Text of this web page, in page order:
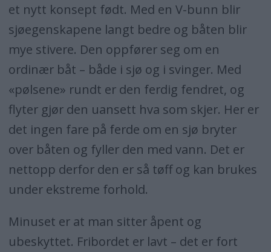
et nytt konsept født. Med en V-bunn blir
sjøegenskapene langt bedre og båten blir
mye stivere. Den oppfører seg om en
ordinær båt – både i sjø og i svinger. Med
«pølsene» rundt er den ferdig fendret, og
flyter gjør den uansett hva som skjer. Her er
det ingen fare på ferde om en sjø bryter
over båten og fyller den med vann. Det er
nettopp derfor den er så tøff og kan brukes
under ekstreme forhold.
Minuset er at man sitter åpent og
ubeskyttet. Fribordet er lavt – det er fort